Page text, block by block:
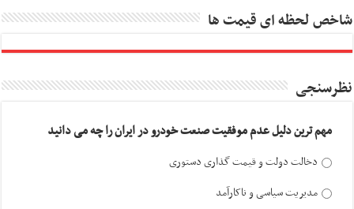
شاخص لحظه ای قیمت ها
نظرسنجی
مهم ترین دلیل عدم موفقیت صنعت خودرو در ایران را چه می دانید
دخالت دولت و قیمت گذاری دستوری
مدیریت سیاسی و ناکارآمد